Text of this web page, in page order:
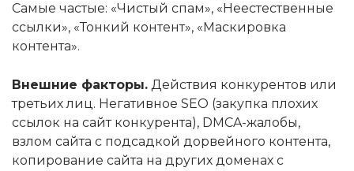
Самые частые: «Чистый спам», «Неестественные
ссылки», «Тонкий контент», «Маскировка
контента».
Внешние факторы. Действия конкурентов или
третьих лиц. Негативное SEO (закупка плохих
ссылок на сайт конкурента), DMCA-жалобы,
взлом сайта с подсадкой дорвейного контента,
копирование сайта на других доменах с